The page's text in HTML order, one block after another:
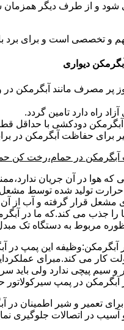
و از طرف دیگر همزمان
و تخصصی است و برای برد
دیواری
راه دارد تامین گردد.
با حداقل قطر 150 میلیمتر تعبیه شده
حفاظت آبگرمکن در
در حمام،رخت کن
که هوا در آن جریان
حرارت تولید شده توسط
مشعل قرار گرفته و آب از
جذب می کند.که ما در
مربوط به دستگاه تک
آبگرمکن:وظیفه این پمپ در
بوده و با برق 220 ولت کار
و سیم پیچی ندارد ولی
آبگرمکن در پمپ سیرکولاتور
تعمیر و شیر اطمینان
آسیب در اتصالات جلوگیری